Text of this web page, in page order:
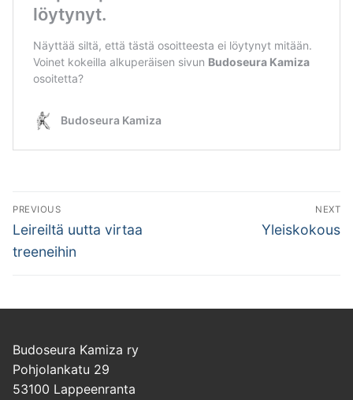
Artikkelien
selaus
PREVIOUS
Previous
post:
Leireiltä uutta virtaa
treeneihin
NEXT
Next
Yleiskokous
Budoseura Kamiza ry
Pohjolankatu 29
53100 Lappeenranta